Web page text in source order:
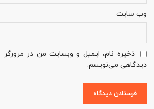
وب‌ سایت
ذخیره نام، ایمیل و وبسایت من در مرورگر
دیدگاهی می‌نویسم.